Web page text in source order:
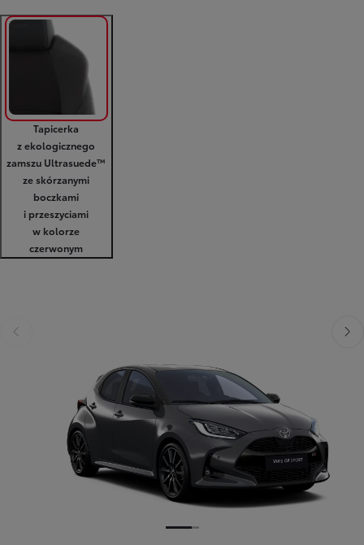
Tapicerka
z ekologicznego
zamszu Ultrasuede™
ze skórzanymi
boczkami
i przeszyciami
w kolorze
czerwonym
Poprzedni